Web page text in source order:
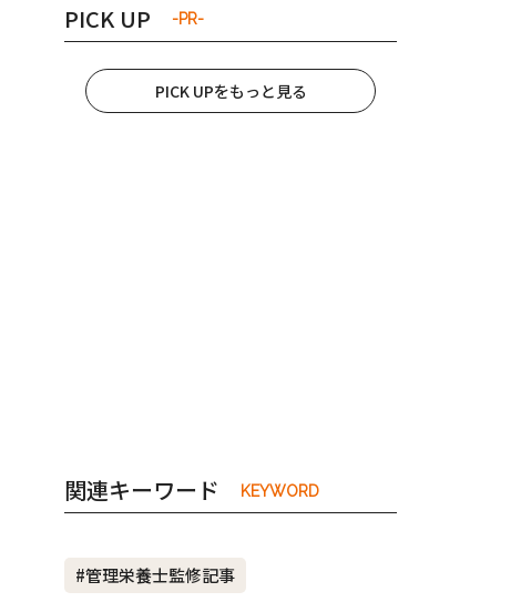
PICK UP -PR-
PICK UPをもっと見る
関連キーワード KEYWORD
#管理栄養士監修記事